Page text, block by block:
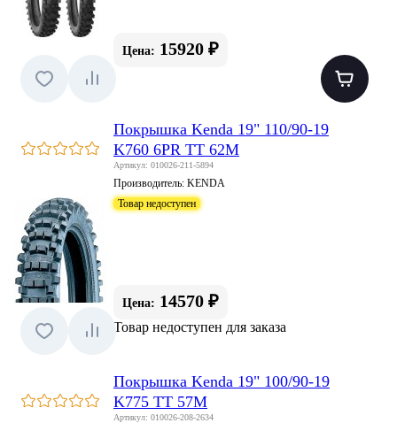
Цена: 15920 ₽
Покрышка Kenda 19" 110/90-19
K760 6PR TT 62M
Артикул: 010026-211-5894
Производитель: KENDA
Товар недоступен
Цена: 14570 ₽
Товар недоступен для заказа
Покрышка Kenda 19" 100/90-19
K775 TT 57M
Артикул: 010026-208-2634